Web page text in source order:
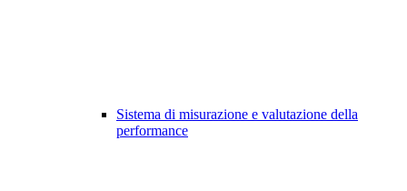
Sistema di misurazione e valutazione della
performance